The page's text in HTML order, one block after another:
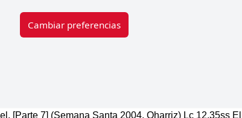
Cambiar preferencias
[Parte 7] (Semana Santa 2004. Oharriz) Lc 12,35ss